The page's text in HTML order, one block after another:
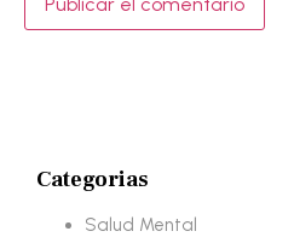
Categorias
Salud Mental